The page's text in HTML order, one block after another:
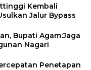
Kembali
Jalur Bypass
Bupati Agam:Jaga
Nagari
Penetapan